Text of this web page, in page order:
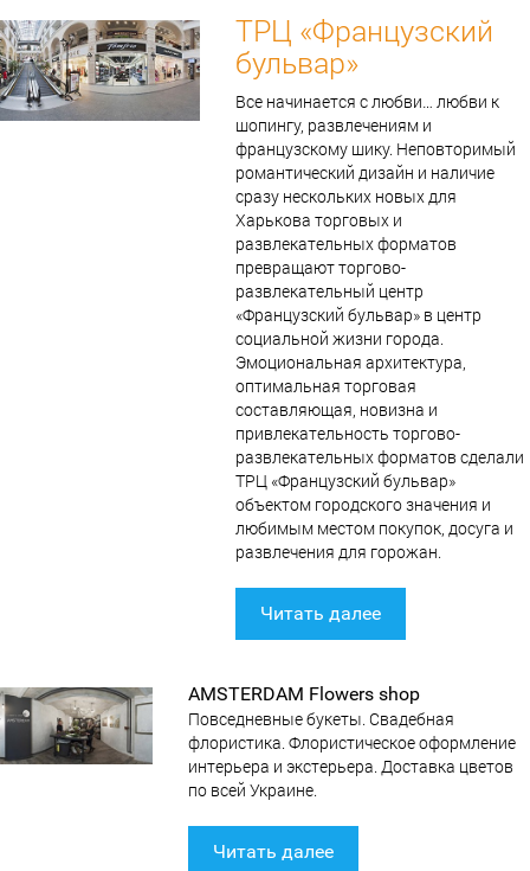
ТРЦ «Французский
бульвар»
Все начинается с любви… любви к
шопингу, развлечениям и
французскому шику. Неповторимый
романтический дизайн и наличие
сразу нескольких новых для
Харькова торговых и
развлекательных форматов
превращают торгово-
развлекательный центр
«Французский бульвар» в центр
социальной жизни города.
Эмоциональная архитектура,
оптимальная торговая
составляющая, новизна и
привлекательность торгово-
развлекательных форматов сделали
ТРЦ «Французский бульвар»
объектом городского значения и
любимым местом покупок, досуга и
развлечения для горожан.
Читать далее
AMSTERDAM Flowers shop
Повседневные букеты. Свадебная
флористика. Флористическое оформление
интерьера и экстерьера. Доставка цветов
по всей Украине.
Читать далее